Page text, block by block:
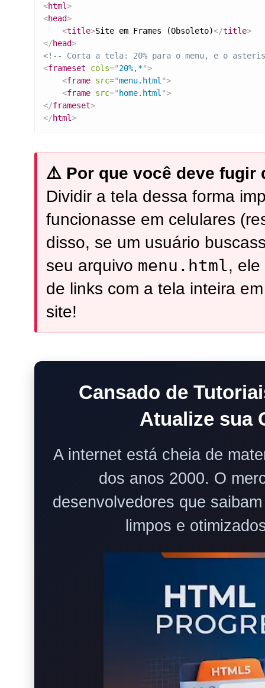
<html>
<head>
<title>Site em Frames (Obsoleto)</title>
</head>
<!-- Corta a tela: 20% para o menu, e o
<frameset cols="20%,*">
<frame src="menu.html">
<frame src=" home.html">
</frameset>
</html>
⚠️ Por que você deve fugir
Dividir a tela dessa forma
funcionasse em celulares
disso, se um usuário
seu arquivo menu.html, ele
de links com a tela inteira
site!
Cansado de
Atualize sua
A internet está cheia de
dos anos 2000. O
desenvolvedores que
limpos e